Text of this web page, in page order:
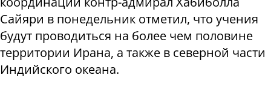
Сайяри в понедельник отметил, что учения
будут проводиться на более чем половине
территории Ирана, а также в северной части
Индийского океана.